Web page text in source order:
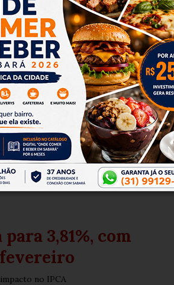
diesel para
no mercado global
3,81%, com
fevereiro
no IPCA